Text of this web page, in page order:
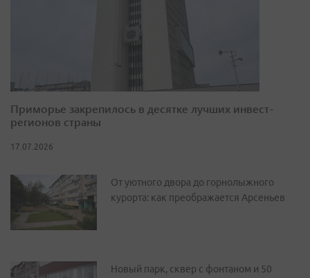
Приморье закрепилось в десятке лучших инвест-
регионов страны
17.07.2026
От уютного двора до горнолыжного
курорта: как преображается Арсеньев
Новый парк, сквер с фонтаном и 50